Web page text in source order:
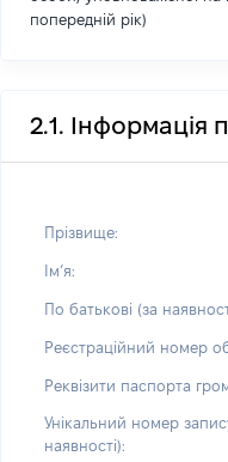
попередній рік)
2.1. Інформація
Прізвище:
Імʼя:
По батькові (за
Реєстраційний номер
Реквізити паспорта
Унікальний номер
наявності):